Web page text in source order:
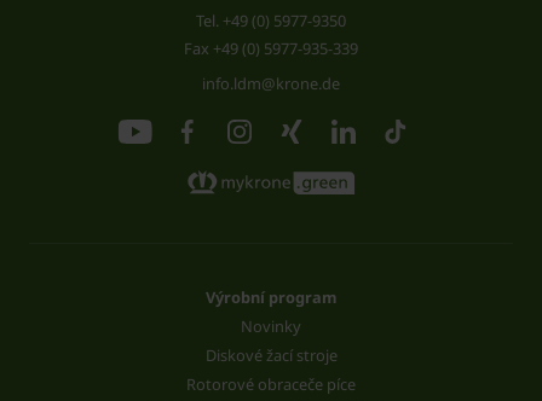
Tel. +49 (0) 5977-9350
Fax +49 (0) 5977-935-339
info.ldm@krone.de
Výrobní program
Novinky
Diskové žací stroje
Rotorové obraceče píce